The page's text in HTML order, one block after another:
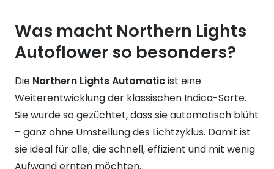
Was macht Northern Lights
Autoflower so besonders?
Die Northern Lights Automaticist eine
Weiterentwicklung der klassischen Indica-Sorte.
Sie wurde so gezüchtet, dass sie automatisch blüht
– ganz ohne Umstellung des Lichtzyklus. Damit ist
sie ideal für alle, die schnell, effizient und mit wenig